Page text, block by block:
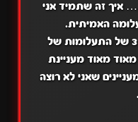
איך זה שתמיד אני
האמיתית.
בכל מקרה, מאיה כאן עם פרק 3 של התעלומות של
מאוד מעניינת
שאני לא רוצה